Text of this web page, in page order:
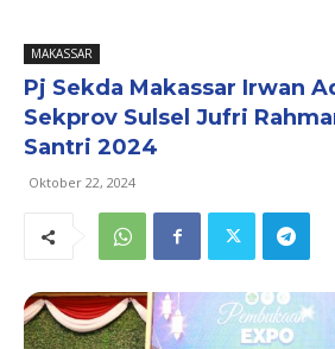
MAKASSAR
Pj Sekda Makassar Irwan
Sekprov Sulsel Jufri
Santri 2024
Oktober 22, 2024